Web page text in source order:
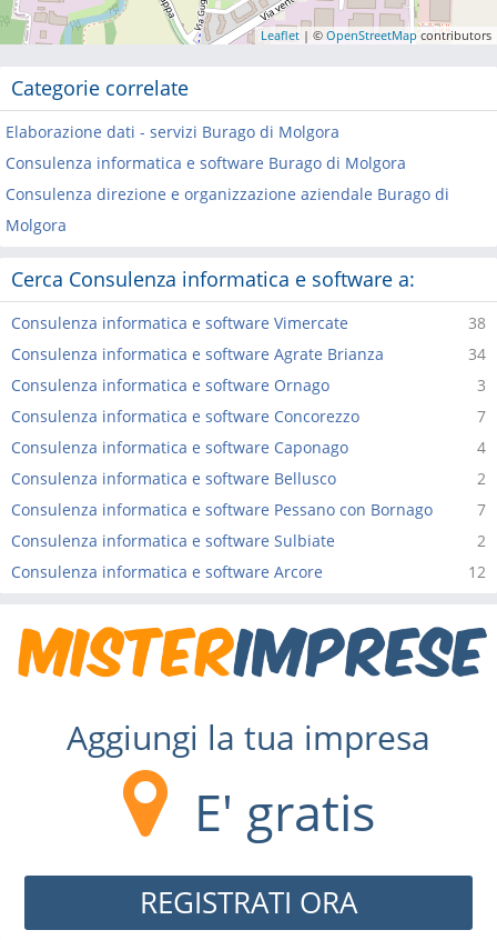
Leaflet | © OpenStreetMapcontributors
Categorie correlate
Elaborazione dati - servizi Burago di Molgora
Consulenza informatica e software Burago di Molgora
Consulenza direzione e organizzazione aziendale Burago di
Molgora
Cerca Consulenza informatica e software a:
38
Consulenza informatica e software Vimercate
34
Consulenza informatica e software Agrate Brianza
3
Consulenza informatica e software Ornago
7
Consulenza informatica e software Concorezzo
4
Consulenza informatica e software Caponago
2
Consulenza informatica e software Bellusco
7
Consulenza informatica e software Pessano con Bornago
2
Consulenza informatica e software Sulbiate
12
Consulenza informatica e software Arcore
Aggiungi la tua impresa
E' gratis
REGISTRATI ORA